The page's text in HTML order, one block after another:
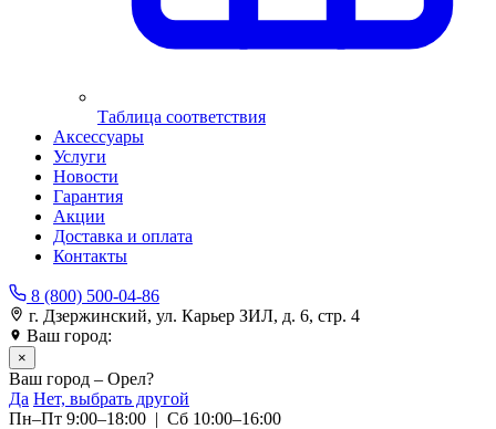
Таблица соответствия
Аксессуары
Услуги
Новости
Гарантия
Акции
Доставка и оплата
Контакты
8 (800) 500-04-86
г. Дзержинский, ул. Карьер ЗИЛ, д. 6, стр. 4
Ваш город:
×
Ваш город – Орел?
Да Нет, выбрать другой
Пн–Пт 9:00–18:00 | Сб 10:00–16:00